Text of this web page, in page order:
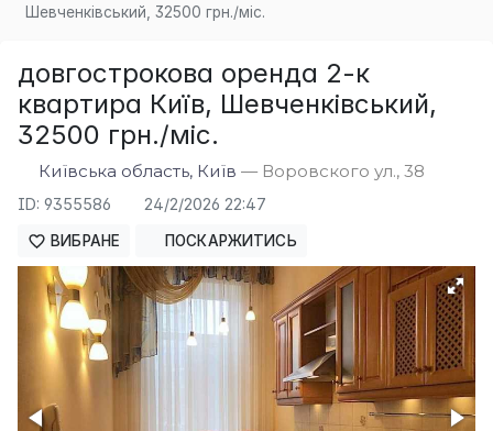
Шевченківський, 32500 грн./міс.
довгострокова оренда 2-к
квартира Київ, Шевченківський,
32500 грн./міс.
Київська область, Київ — Воровского ул., 38
ID: 9355586 24/2/2026 22:47
ВИБРАНЕ ПОСКАРЖИТИСЬ
×